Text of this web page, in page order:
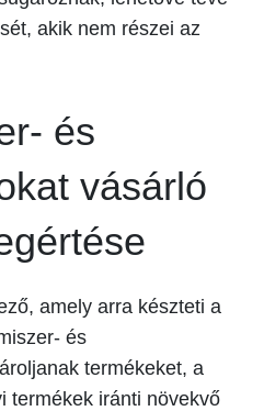
akik nem részei az
és
vásárló
amely arra készteti a
és
termékeket, a
termékek iránti növekvő